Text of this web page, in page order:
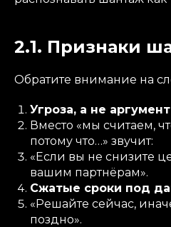
2.1. Признаки
Обратите внимание на
Угроза, а не аргумент
Вместо «мы считаем,
потому что…» звучит:
«Если вы не снизите
вашим партнёрам».
Сжатые сроки под
«Решайте сейчас,
поздно».